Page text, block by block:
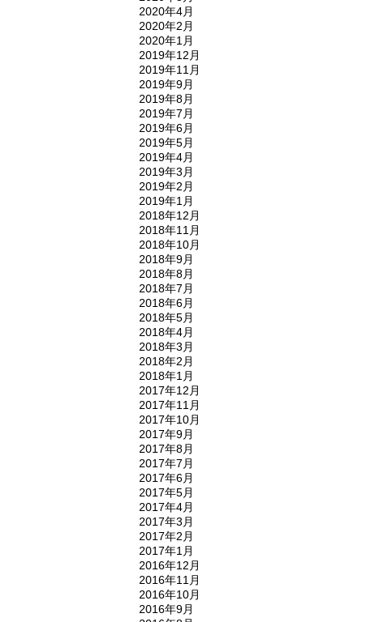
2020年4月
2020年2月
2020年1月
2019年12月
2019年11月
2019年9月
2019年8月
2019年7月
2019年6月
2019年5月
2019年4月
2019年3月
2019年2月
2019年1月
2018年12月
2018年11月
2018年10月
2018年9月
2018年8月
2018年7月
2018年6月
2018年5月
2018年4月
2018年3月
2018年2月
2018年1月
2017年12月
2017年11月
2017年10月
2017年9月
2017年8月
2017年7月
2017年6月
2017年5月
2017年4月
2017年3月
2017年2月
2017年1月
2016年12月
2016年11月
2016年10月
2016年9月